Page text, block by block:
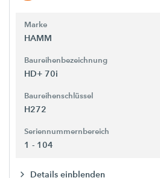
Marke
HAMM
Baureihenbezeichnung
HD+ 70i
Baureihenschlüssel
H272
Seriennummernbereich
1 - 104
Details einblenden